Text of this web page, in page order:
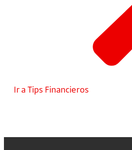
Ir a Tips Financieros